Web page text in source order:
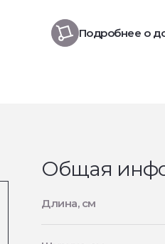
Подробнее о
Общая
Длина, см